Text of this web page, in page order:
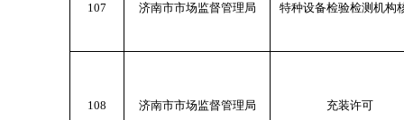
107 济南市市场监督管理局 特种设备检验检测机构
108 济南市市场监督管理局 充装许可